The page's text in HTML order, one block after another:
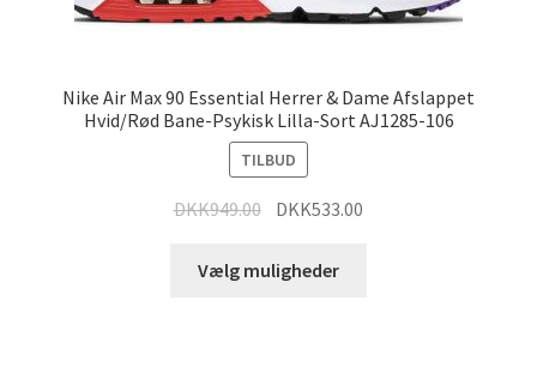
Nike Air Max 90 Essential Herrer & Dame Afslappet
Hvid/Rød Bane-Psykisk Lilla-Sort AJ1285-106
TILBUD
DKK949.00 DKK533.00
Vælg muligheder